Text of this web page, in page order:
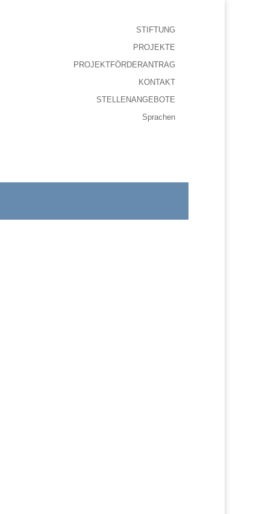
STIFTUNG
PROJEKTE
PROJEKTFÖRDERANTRAG
KONTAKT
STELLENANGEBOTE
Sprachen